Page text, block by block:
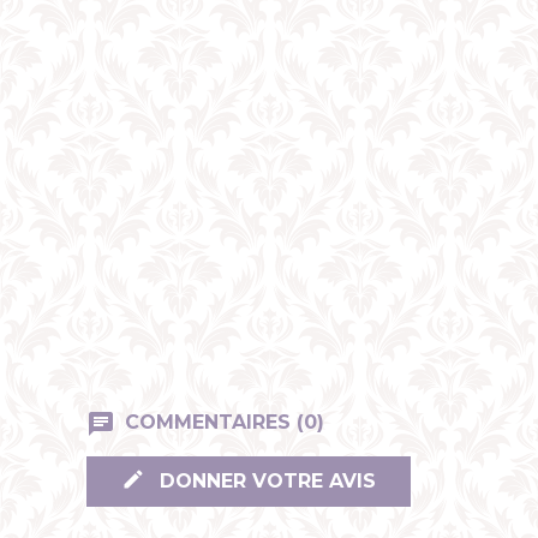
COMMENTAIRES (0)
DONNER VOTRE AVIS